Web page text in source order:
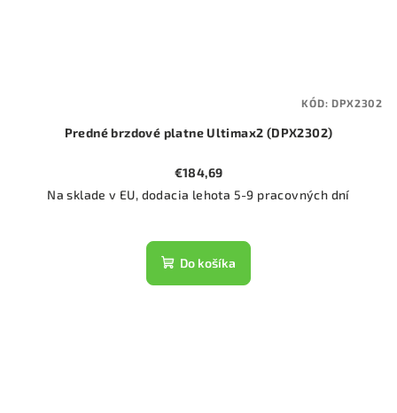
Predné brzdové platne Ultimax2 (DPX2302)
€184,69
Na sklade v EU, dodacia lehota 5-9 pracovných dní
Do košíka
KÓD:DPX2302